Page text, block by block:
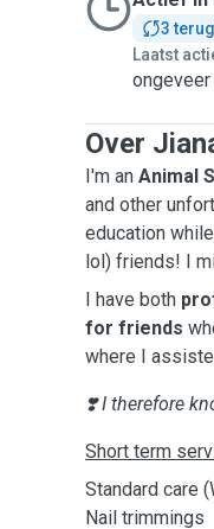
3
Laatst
Over
I'm an Animal
and other
education
lol) friends! I
I have both
for friends
where I
❣️ I therefore
Short term
Standard care
Nail trimmings